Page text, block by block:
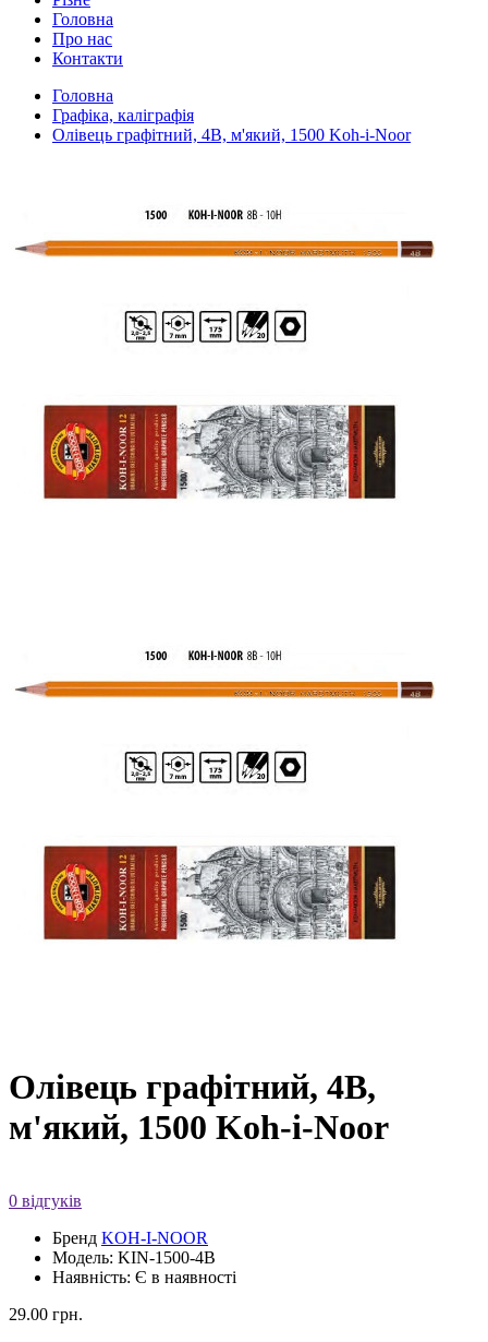
Головна
Про нас
Контакти
Головна
Графіка, каліграфія
Олівець графітний, 4В, м'який, 1500 Koh-i-Noor
Олівець графітний, 4В,
м'який, 1500 Koh-i-Noor
0 відгуків
Бренд KOH-I-NOOR
Модель: KIN-1500-4B
Наявність: Є в наявності
29.00 грн.